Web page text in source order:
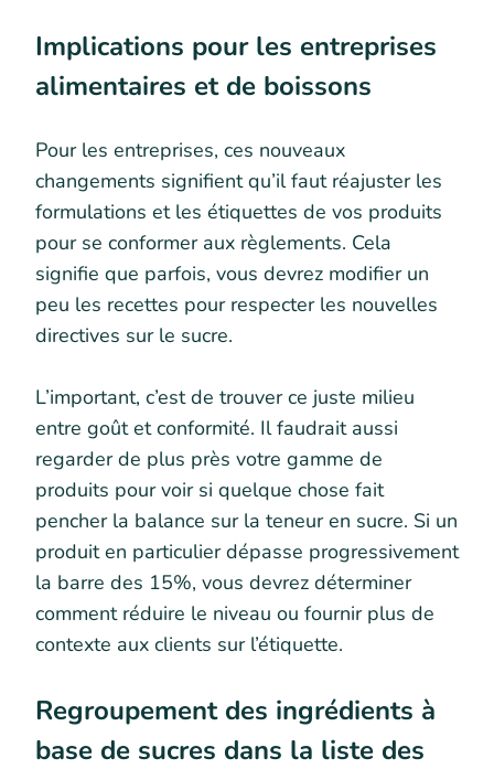
Implications pour les entreprises
alimentaires et de boissons
Pour les entreprises, ces nouveaux
changements signifient qu’il faut réajuster les
formulations et les étiquettes de vos produits
pour se conformer aux règlements. Cela
signifie que parfois, vous devrez modifier un
peu les recettes pour respecter les nouvelles
directives sur le sucre.
L’important, c’est de trouver ce juste milieu
entre goût et conformité. Il faudrait aussi
regarder de plus près votre gamme de
produits pour voir si quelque chose fait
pencher la balance sur la teneur en sucre. Si un
produit en particulier dépasse progressivement
la barre des 15%, vous devrez déterminer
comment réduire le niveau ou fournir plus de
contexte aux clients sur l’étiquette.
Regroupement des ingrédients à
base de sucres dans la liste des